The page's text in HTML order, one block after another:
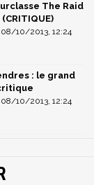
The Raid
08/10/2013, 12:24
: le grand
08/10/2013, 12:24